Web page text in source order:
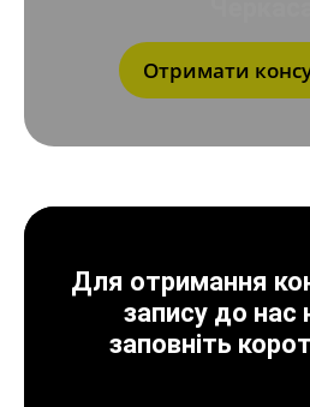
Отримати
Для отримання
запису до нас
заповніть